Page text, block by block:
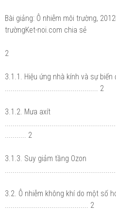
Bài giảng: Ô nhiễm môi trường,
trườngKet-noi.com chia sẻ
2
3.1.1. Hiệu ứng nhà kính và sự
................................................ 2
3.1.2. Mưa axít
........... 2
3.1.3. Suy giảm tầng Ozon
3.2. Ô nhiễm không khí do một số
........................................... 2